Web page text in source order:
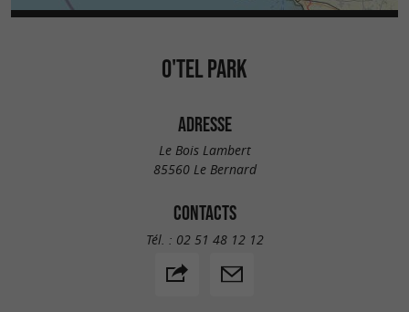
O'TEL PARK
ADRESSE
Le Bois Lambert
85560 Le Bernard
CONTACTS
Tél. : 02 51 48 12 12